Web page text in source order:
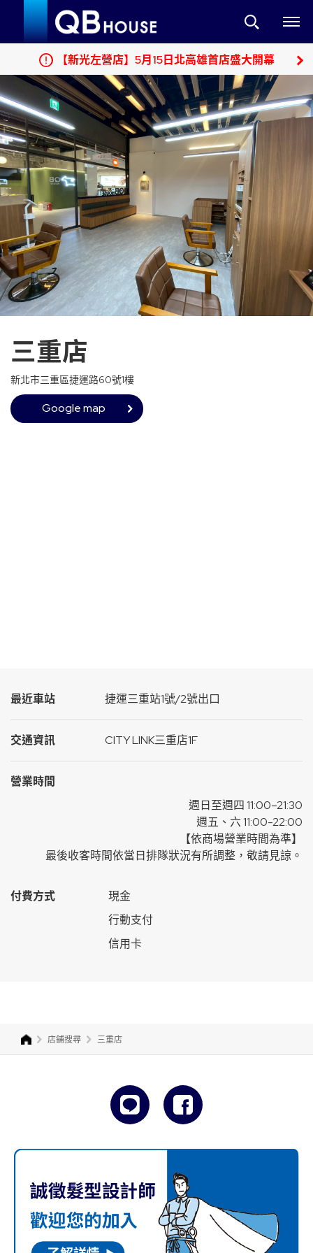
【新光左營店】5月15日北高雄首店盛大開幕
1
三重店
新北市三重區捷運路60號1樓
Google map
最近車站 捷運三重站1號/2號出口
交通資訊 CITY LINK三重店1F
營業時間
週日至週四 11:00–21:30
週五、六 11:00-22:00
【依商場營業時間為準】
最後收客時間依當日排隊狀況有所調整，敬請見諒。
付費方式
現金
行動支付
信用卡
店鋪搜尋 三重店